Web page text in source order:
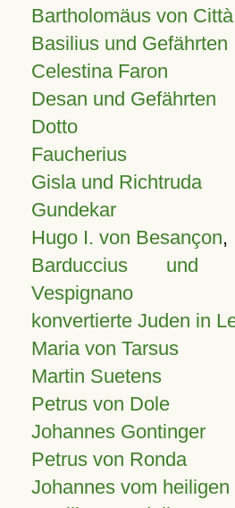
Bartholomäus von
Basilius und Gefährten
Celestina Faron
Desan und Gefährten
Dotto
Faucherius
Gisla und Richtruda
Gundekar
Hugo I. von Besançon,
Barduccius und
Vespignano
konvertierte Juden in
Maria von Tarsus
Martin Suetens
Petrus von Dole
Johannes Gontinger
Petrus von Ronda
Johannes vom heiligen